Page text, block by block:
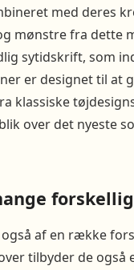
med deres
mønstre fra dette
sytidskrift, som
er designet til
klassiske
over det nyeste
af en række
tilbyder de